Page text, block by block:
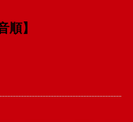
順】